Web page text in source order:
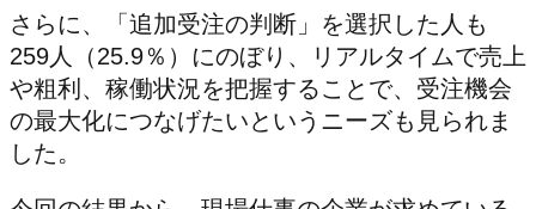
さらに、「追加受注の判断」を選択した人も
259人（25.9％）にのぼり、リアルタイムで売上
や粗利、稼働状況を把握することで、受注機会
の最大化につなげたいというニーズも見られま
した。